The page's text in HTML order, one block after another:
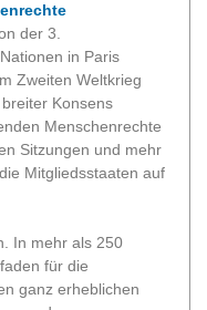
der 3.
in Paris
Zweiten Weltkrieg
Konsens
Menschenrechte
Sitzungen und mehr
Mitgliedsstaaten auf
In mehr als 250
für die
ganz erheblichen